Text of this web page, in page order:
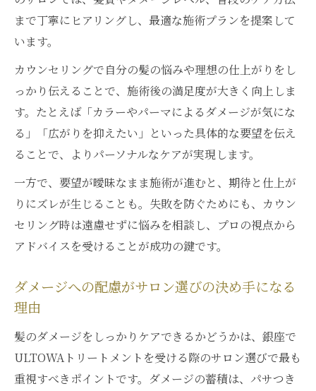
まで丁寧にヒアリングし、最適な施術プランを提案して
います。
カウンセリングで自分の髪の悩みや理想の仕上がりをし
っかり伝えることで、施術後の満足度が大きく向上しま
す。たとえば「カラーやパーマによるダメージが気にな
る」「広がりを抑えたい」といった具体的な要望を伝え
ることで、よりパーソナルなケアが実現します。
一方で、要望が曖昧なまま施術が進むと、期待と仕上が
りにズレが生じることも。失敗を防ぐためにも、カウン
セリング時は遠慮せずに悩みを相談し、プロの視点から
アドバイスを受けることが成功の鍵です。
ダメージへの配慮がサロン選びの決め手になる
理由
髪のダメージをしっかりケアできるかどうかは、銀座で
ULTOWAトリートメントを受ける際のサロン選びで最も
重視すべきポイントです。ダメージの蓄積は、パサつき